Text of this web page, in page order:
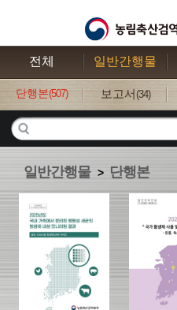
전체 일반간행물
단행본(507) 보고서 (34)
일반간행물 > 단행본